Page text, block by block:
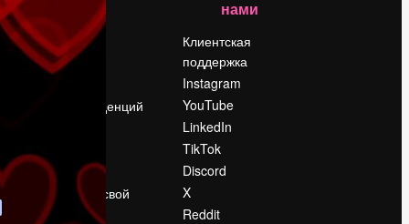
Цены
О нас
Reviews
Поиск тенденций
Slidesgo
Продайте свой
контент
нами
Клиентская
поддержка
Instagram
YouTube
LinkedIn
TikTok
Discord
X
Reddit